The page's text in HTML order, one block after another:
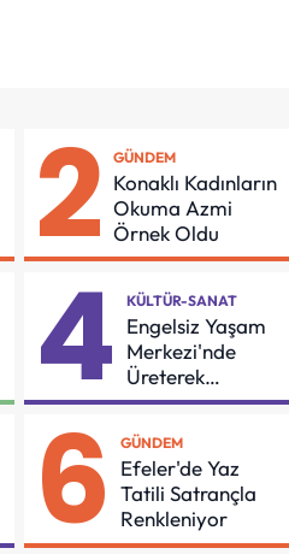
2 GÜNDEM
Konaklı Kadınların
Okuma Azmi
Örnek Oldu
4 KÜLTÜR-SANAT
Engelsiz Yaşam
Merkezi'nde
Üreterek
Güçleniyorlar
6 GÜNDEM
Efeler'de Yaz
Tatili Satrançla
Renkleniyor